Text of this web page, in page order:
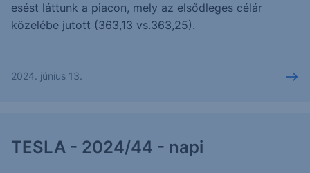
esést láttunk a piacon, mely az elsődleges célár
közelébe jutott (363,13 vs.363,25).
2024. június 13.
TESLA - 2024/44 - napi